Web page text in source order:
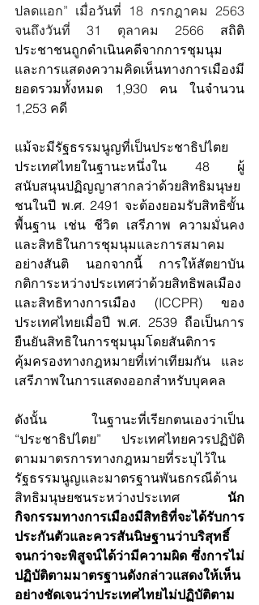
ปลดแอก” เมื่อวันที่ 18 กรกฎาคม 2563
จนถึงวันที่ 31 ตุลาคม 2566 สถิติ
ประชาชนถูกดำเนินคดีจากการชุมนุม
และการแสดงความคิดเห็นทางการเมืองมี
ยอดรวมทั้งหมด 1,930 คน ในจำนวน
1,253 คดี
แม้จะมีรัฐธรรมนูญที่เป็นประชาธิปไตย
ประเทศไทยในฐานะหนึ่งใน 48 ผู้
สนับสนุนปฏิญญาสากลว่าด้วยสิทธิมนุษย
ชนในปี พ.ศ. 2491 จะต้องยอมรับสิทธิขั้น
พื้นฐาน เช่น ชีวิต เสรีภาพ ความมั่นคง
และสิทธิในการชุมนุมและการสมาคม
อย่างสันติ นอกจากนี้ การให้สัตยาบัน
กติการะหว่างประเทศว่าด้วยสิทธิพลเมือง
และสิทธิทางการเมือง (ICCPR) ของ
ประเทศไทยเมื่อปี พ.ศ. 2539 ถือเป็นการ
ยืนยันสิทธิในการชุมนุมโดยสันติการ
คุ้มครองทางกฎหมายที่เท่าเทียมกัน และ
เสรีภาพในการแสดงออกสำหรับบุคคล
ดังนั้น ในฐานะที่เรียกตนเองว่าเป็น
“ประชาธิปไตย” ประเทศไทยควรปฏิบัติ
ตามมาตรการทางกฎหมายที่ระบุไว้ใน
รัฐธรรมนูญและมาตรฐานพันธกรณีด้าน
สิทธิมนุษยชนระหว่างประเทศ นัก
กิจกรรมทางการเมืองมีสิทธิที่จะได้รับการ
ประกันตัวและควรสันนิษฐานว่าบริสุทธิ์
จนกว่าจะพิสูจน์ได้ว่ามีความผิด ซึ่งการไม่
ปฏิบัติตามมาตรฐานดังกล่าวแสดงให้เห็น
อย่างชัดเจนว่าประเทศไทยไม่ปฏิบัติตาม